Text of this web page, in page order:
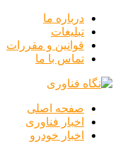
درباره ما
تبلیغات
قوانین و مقررات
تماس با ما
صفحه اصلی
اخبار فناوری
اخبار خودرو